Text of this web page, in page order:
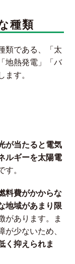
種類
類である、「太
地熱発電」「バ
ます。
が当たると電気
ルギーを太陽電
す。
燃料費がかからな
地域があまり限
があります。ま
が少ないため、
く抑えられま